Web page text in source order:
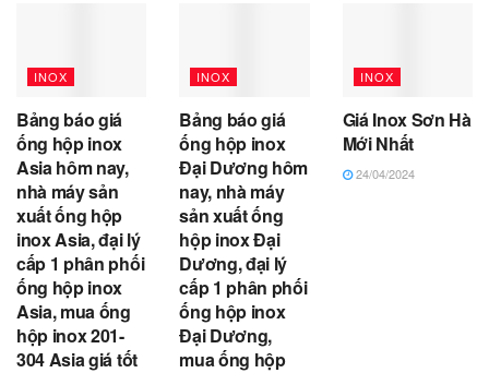
INOX
Bảng báo giá
ống hộp inox
Asia hôm nay,
nhà máy sản
xuất ống hộp
inox Asia, đại lý
cấp 1 phân phối
ống hộp inox
Asia, mua ống
hộp inox 201-
304 Asia giá tốt
INOX
Bảng báo giá
ống hộp inox
Đại Dương hôm
nay, nhà máy
sản xuất ống
hộp inox Đại
Dương, đại lý
cấp 1 phân phối
ống hộp inox
Đại Dương,
mua ống hộp
INOX
Giá Inox Sơn Hà
Mới Nhất
24/04/2024